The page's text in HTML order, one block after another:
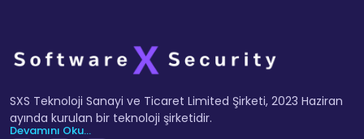
SXS Teknoloji Sanayi ve Ticaret Limited Şirketi, 2023 Haziran
ayında kurulan bir teknoloji şirketidir.
Devamını Oku...